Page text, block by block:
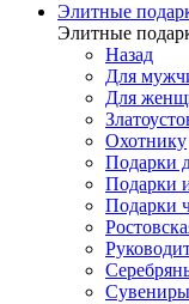
Элитные
Элитные
Назад
Для
Для
Охотнику
Подарки
Подарки
Подарки
Сувениры